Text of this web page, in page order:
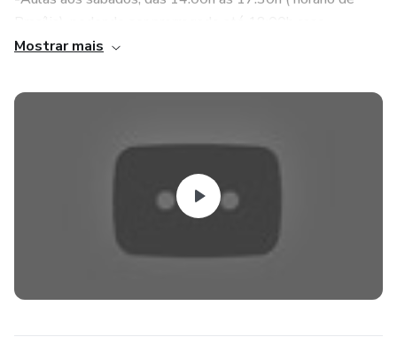
necessário
-Dias: 14/21/28 de novembro de 2020. ( Curso Básico e
-Dias: 5/12/19 de dezembro de 2020. ( Apenas para o
curso avançado) -Dias -Dias 9/16/23 de janeiro de 2020. (
Apenas para o curso avançado)
-Curso apenas para Psicólogos e Psiquiatras
Mostrar mais